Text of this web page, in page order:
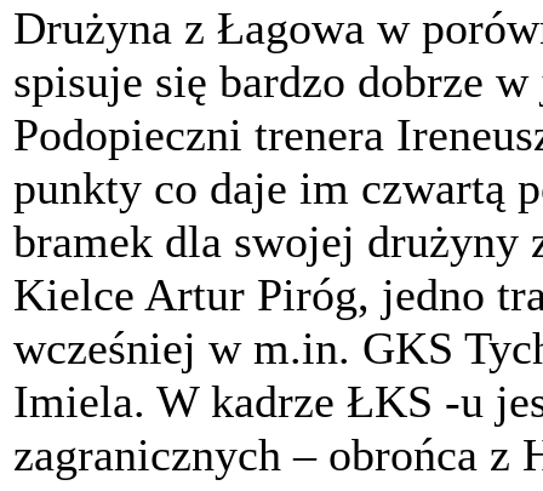
Drużyna z Łagowa w
spisuje się bardzo dobrze
Podopieczni trenera
punkty co daje im czwartą
bramek dla swojej drużyny
Kielce Artur Piróg, jedno
wcześniej w m.in. GKS
Imiela. W kadrze ŁKS -u
zagranicznych – obrońca z